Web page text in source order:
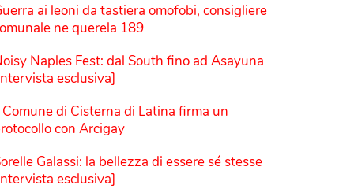
ai leoni da tastiera omofobi, consigliere
ne querela 189
Naples Fest: dal South fino ad Asayuna
esclusiva]
Comune di Cisterna di Latina firma un
con Arcigay
Galassi: la bellezza di essere sé stesse
esclusiva]